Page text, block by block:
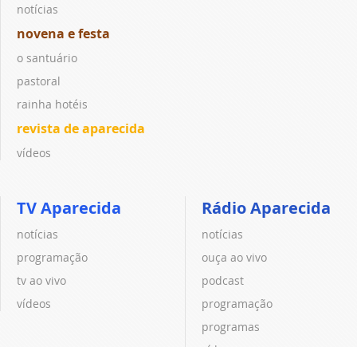
notícias
novena e festa
o santuário
pastoral
rainha hotéis
revista de aparecida
vídeos
TV Aparecida
notícias
programação
tv ao vivo
vídeos
Rádio Aparecida
notícias
ouça ao vivo
podcast
programação
programas